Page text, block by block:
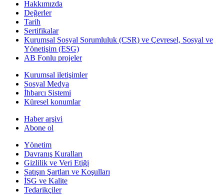
Hakkımızda
Değerler
Tarih
Sertifikalar
Kurumsal Sosyal Sorumluluk (CSR) ve Çevresel, Sosyal ve
Yönetişim (ESG)
AB Fonlu projeler
Kurumsal iletişimler
Sosyal Medya
İhbarcı Sistemi
Küresel konumlar
Haber arşivi
Abone ol
Yönetim
Davranış Kuralları
Gizlilik ve Veri Etiği
Satışın Şartları ve Koşulları
İSG ve Kalite
Tedarikçiler